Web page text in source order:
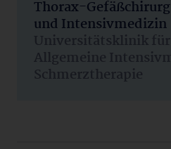
Thorax-
und Intensivmedizin
Universitätsklinik für
Allgemeine
Schmerztherapie